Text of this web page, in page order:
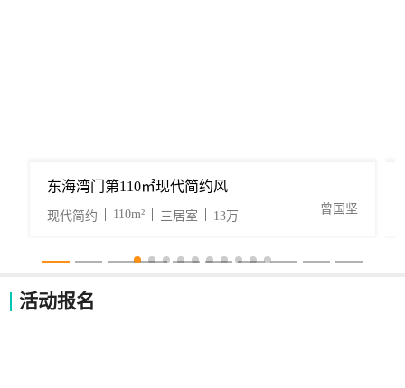
东海湾门第110㎡现代简约风
现代简约 110m² 三居室 13万
曾国坚
活动报名